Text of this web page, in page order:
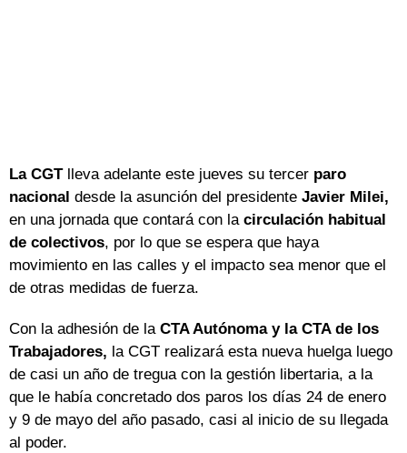
La CGTlleva adelante este jueves su tercer paro
nacional desde la asunción del presidente Javier Milei,
en una jornada que contará con lacirculación habitual
de colectivos, por lo que se espera que haya
movimiento en las calles y el impacto sea menor que el
de otras medidas de fuerza.
Con la adhesión de laCTA Autónoma y la CTA de los
Trabajadores, la CGT realizará esta nueva huelga luego
de casi un año de tregua con la gestión libertaria, a la
que le había concretado dos paros los días 24 de enero
y 9 de mayo del año pasado, casi al inicio de su llegada
al poder.